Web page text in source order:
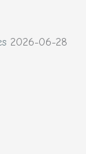
2026-06-28